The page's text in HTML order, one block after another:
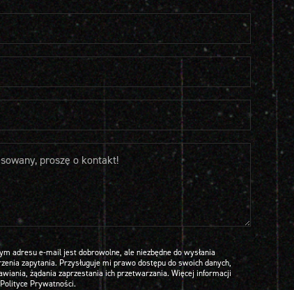
adresu e-mail jest dobrowolne, ale niezbędne do wysłania
zapytania. Przysługuje mi prawo dostępu do swoich danych,
żądania zaprzestania ich przetwarzania. Więcej informacji
Prywatności.